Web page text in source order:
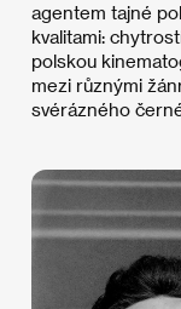
agentem tajné
kvalitami:
polskou
mezi různými
svérázného